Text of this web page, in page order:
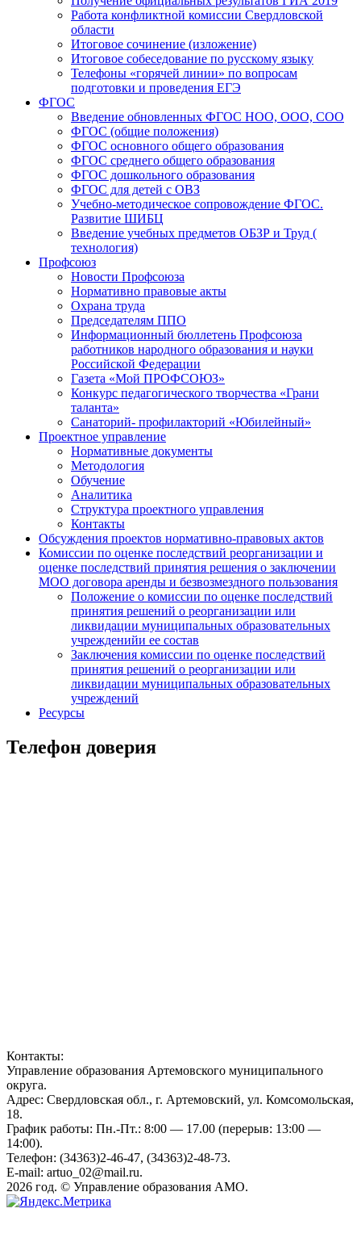
Работа конфликтной комиссии Свердловской
области
Итоговое сочинение (изложение)
Итоговое собеседование по русскому языку
Телефоны «горячей линии» по вопросам
подготовки и проведения ЕГЭ
ФГОС
Введение обновленных ФГОС НОО, ООО, СОО
ФГОС (общие положения)
ФГОС основного общего образования
ФГОС среднего общего образования
ФГОС дошкольного образования
ФГОС для детей с ОВЗ
Учебно-методическое сопровождение ФГОС.
Развитие ШИБЦ
Введение учебных предметов ОБЗР и Труд (
технология)
Профсоюз
Новости Профсоюза
Нормативно правовые акты
Охрана труда
Председателям ППО
Информационный бюллетень Профсоюза
работников народного образования и науки
Российской Федерации
Газета «Мой ПРОФСОЮЗ»
Конкурс педагогического творчества «Грани
таланта»
Санаторий- профилакторий «Юбилейный»
Проектное управление
Нормативные документы
Методология
Обучение
Аналитика
Структура проектного управления
Контакты
Обсуждения проектов нормативно-правовых актов
Комиссии по оценке последствий реорганизации и
оценке последствий принятия решения о заключении
МОО договора аренды и безвозмездного пользования
Положение о комиссии по оценке последствий
принятия решений о реорганизации или
ликвидации муниципальных образовательных
учрежденийи ее состав
Заключения комиссии по оценке последствий
принятия решений о реорганизации или
ликвидации муниципальных образовательных
учреждений
Ресурсы
Телефон доверия
Контакты:
Управление образования Артемовского муниципального
округа.
Адрес: Свердловская обл., г. Артемовский, ул. Комсомольская,
18.
График работы: Пн.-Пт.: 8:00 — 17.00 (перерыв: 13:00 —
14:00).
Телефон: (34363)2-46-47, (34363)2-48-73.
E-mail: artuo_02@mail.ru.
2026 год. © Управление образования АМО.